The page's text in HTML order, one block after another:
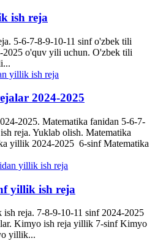
ish reja
5-6-7-8-9-10-11 sinf o'zbek tili
o'quv yili uchun. O'zbek tili
2024-2025
2025. Matematika fanidan 5-6-7-
reja. Yuklab olish. Matematika
yillik 2024-2025 6-sinf Matematika
yillik ish reja
reja. 7-8-9-10-11 sinf 2024-2025
Kimyo ish reja yillik 7-sinf Kimyo
yillik...